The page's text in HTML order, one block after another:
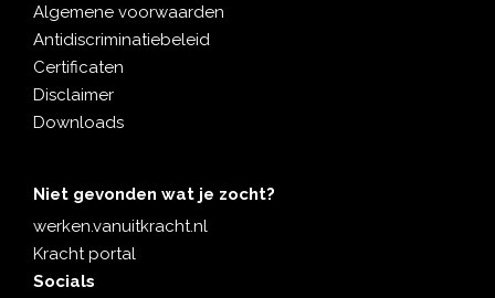
Algemene voorwaarden
Antidiscriminatiebeleid
Certificaten
Disclaimer
Downloads
Niet gevonden wat je zocht?
werken.vanuitkracht.nl
Kracht portal
Socials